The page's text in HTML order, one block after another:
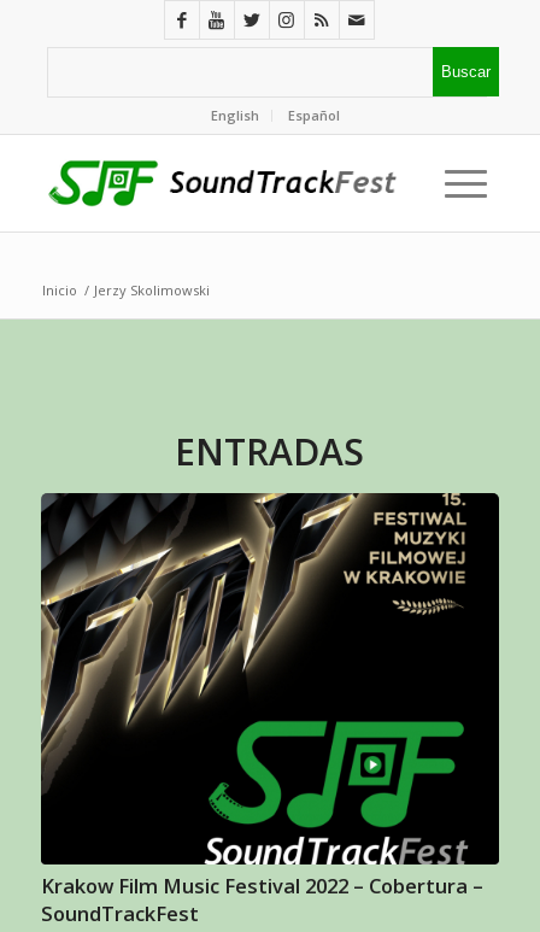
English Español
Inicio / Jerzy Skolimowski
ENTRADAS
Krakow Film Music Festival 2022 – Cobertura –
SoundTrackFest